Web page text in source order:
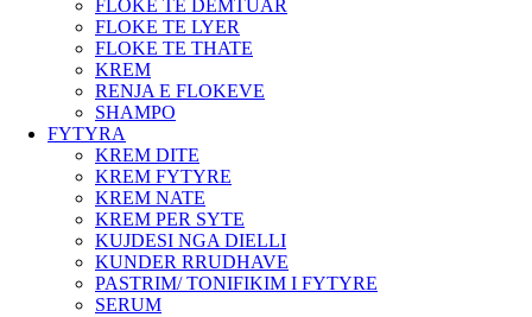
FLOKE TE DEMTUAR
FLOKE TE LYER
FLOKE TE THATE
KREM
RENJA E FLOKEVE
SHAMPO
FYTYRA
KREM DITE
KREM FYTYRE
KREM NATE
KREM PER SYTE
KUJDESI NGA DIELLI
KUNDER RRUDHAVE
PASTRIM/ TONIFIKIM I FYTYRE
SERUM